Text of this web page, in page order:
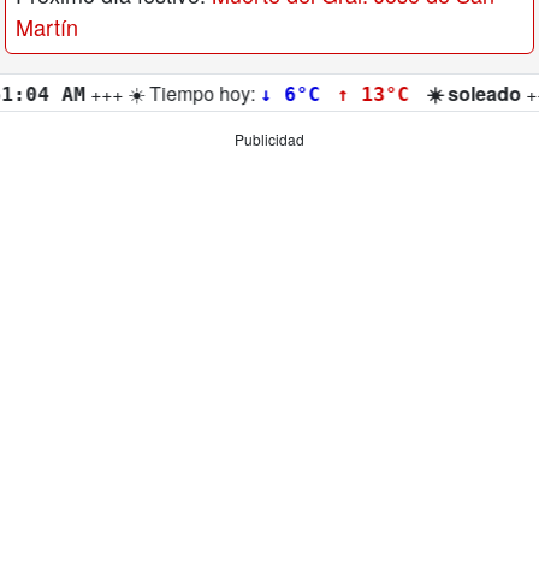
Martín
hoy: ↓ 6°C ↑ 13°C ☀️ soleado+++🌅 Amanecer:
Publicidad